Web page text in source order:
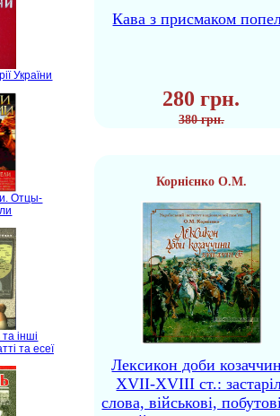
України
Отцы-
інші
та есеї
Кава з присмаком
280 грн.
380 грн.
Корнієнко О.М.
Лексикон доби
XVII-XVIII ст.:
слова, військові,